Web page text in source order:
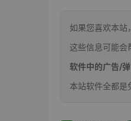
如果您喜欢本站
这些信息可能会
软件中的广告/
本站软件全都是